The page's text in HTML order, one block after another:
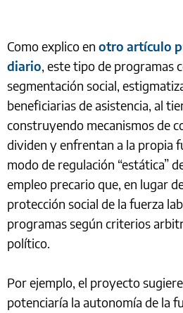
Como explico en otro artículo
diario, este tipo de programas
segmentación social,
beneficiarias de asistencia, al
construyendo mecanismos de
dividen y enfrentan a la propia
modo de regulación “estática”
empleo precario que, en lugar
protección social de la fuerza
programas según criterios
político.
Por ejemplo, el proyecto
potenciaría la autonomía de la